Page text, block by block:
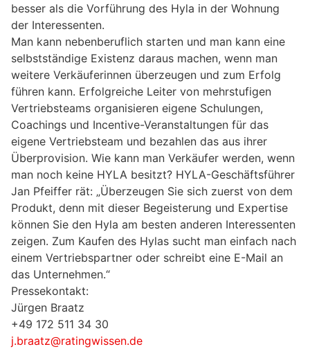
besser als die Vorführung des Hyla in der Wohnung
der Interessenten.
Man kann nebenberuflich starten und man kann eine
selbstständige Existenz daraus machen, wenn man
weitere Verkäuferinnen überzeugen und zum Erfolg
führen kann. Erfolgreiche Leiter von mehrstufigen
Vertriebsteams organisieren eigene Schulungen,
Coachings und Incentive-Veranstaltungen für das
eigene Vertriebsteam und bezahlen das aus ihrer
Überprovision. Wie kann man Verkäufer werden, wenn
man noch keine HYLA besitzt? HYLA-Geschäftsführer
Jan Pfeiffer rät: „Überzeugen Sie sich zuerst von dem
Produkt, denn mit dieser Begeisterung und Expertise
können Sie den Hyla am besten anderen Interessenten
zeigen. Zum Kaufen des Hylas sucht man einfach nach
einem Vertriebspartner oder schreibt eine E-Mail an
das Unternehmen.“
Pressekontakt:
Jürgen Braatz
+49 172 511 34 30
j.braatz@ratingwissen.de